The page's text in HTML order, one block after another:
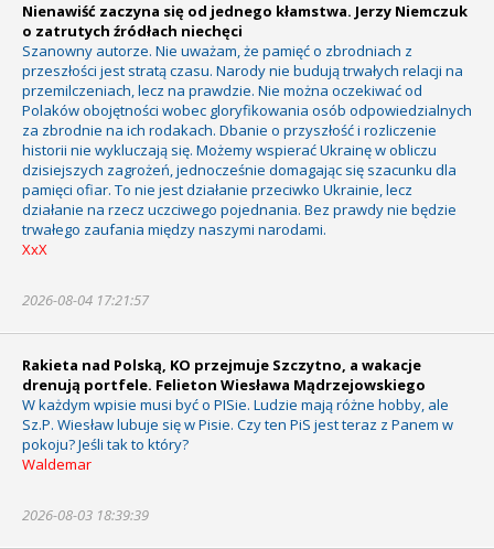
Nienawiść zaczyna się od jednego kłamstwa. Jerzy Niemczuk
o zatrutych źródłach niechęci
Szanowny autorze. Nie uważam, że pamięć o zbrodniach z
przeszłości jest stratą czasu. Narody nie budują trwałych relacji na
przemilczeniach, lecz na prawdzie. Nie można oczekiwać od
Polaków obojętności wobec gloryfikowania osób odpowiedzialnych
za zbrodnie na ich rodakach. Dbanie o przyszłość i rozliczenie
historii nie wykluczają się. Możemy wspierać Ukrainę w obliczu
dzisiejszych zagrożeń, jednocześnie domagając się szacunku dla
pamięci ofiar. To nie jest działanie przeciwko Ukrainie, lecz
działanie na rzecz uczciwego pojednania. Bez prawdy nie będzie
trwałego zaufania między naszymi narodami.
XxX
2026-08-04 17:21:57
Rakieta nad Polską, KO przejmuje Szczytno, a wakacje
drenują portfele. Felieton Wiesława Mądrzejowskiego
W każdym wpisie musi być o PISie. Ludzie mają różne hobby, ale
Sz.P. Wiesław lubuje się w Pisie. Czy ten PiS jest teraz z Panem w
pokoju? Jeśli tak to który?
Waldemar
2026-08-03 18:39:39